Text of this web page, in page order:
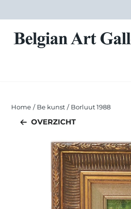
Home / Be kunst / Borluut 1988
OVERZICHT